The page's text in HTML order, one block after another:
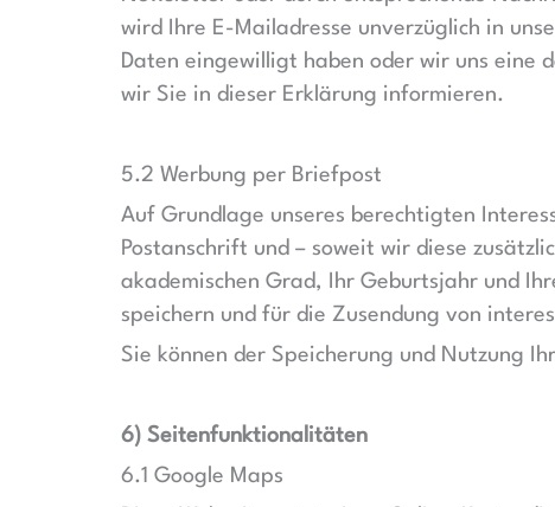
wird Ihre E-Mailadresse unverzüglich in
Daten eingewilligt haben oder wir uns eine
wir Sie in dieser Erklärung informieren.
5.2 Werbung per Briefpost
Auf Grundlage unseres berechtigten
Postanschrift und – soweit wir diese
akademischen Grad, Ihr Geburtsjahr und
speichern und für die Zusendung von
Sie können der Speicherung und Nutzung
6) Seitenfunktionalitäten
6.1 Google Maps